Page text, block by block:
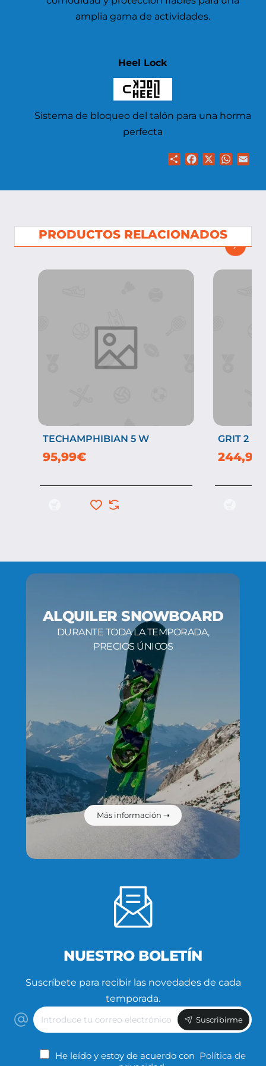
amplia gama de actividades.
Heel Lock
Sistema de bloqueo del talón para una horma
perfecta
ShareFacebook
X
PRODUCTOS RELACIONADOS
TECHAMPHIBIAN 5 W
95,99€
GRIT 2 FR
ALQUILER SNOWBOARD
DURANTE TODA LA TEMPORADA,
PRECIOS ÚNICOS
Más información ➝
NUESTRO BOLETÍN
Suscríbete para recibir las novedades de cada
temporada.
Introduce
tu
correo
Suscribirme
He leído y estoy de acuerdo con Política de